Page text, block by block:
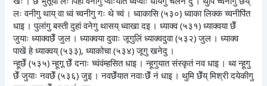
लः वनीगु थाय् वा ध्वं च्वनीगु गः थे च्वं । ध्वाकासि (५३०) ध्वाका लिक्क च्वनीपिंत
धाइ । पुलांगु बस्ती दुहां वनेगु थासय् ध्वाखा दइ । ध्याक्व (५३१) ध्याक्वया छेँ
जुयाः ध्याक्वछेँ जुल । ध्याक्वया दुवाः जूगुलिं ध्याक्वदुवा (५३२) जुल । ध्याक्व
पाखें हे ध्याक्वय् (५३३), ध्याकोचा (५३४) जूगु खनेदु ।
न्हूछेँ (५३५) न्हूगू छेँ दनाः च्वंवंम्हसित धाइ । न्हूगुयात संस्कृतं नव धाइ । थ्व न्हूगु
छेँ जुयाः नवछेँ (५३६) जुइ । नवछेँयात नवाःछेँ नं धाइ । थुमि छेँय् मिश्री दयेकीगु